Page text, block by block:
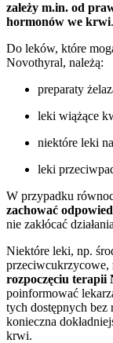
zależy m.in. od
hormonów we krwi.
Do leków, które
Novothyral, należą:
preparaty
leki wiążące
niektóre leki
leki
W przypadku
zachować
nie zakłócać
Niektóre leki, np.
przeciwcukrzycowe,
rozpoczęciu terapii
poinformować
tych dostępnych
konieczna
krwi.